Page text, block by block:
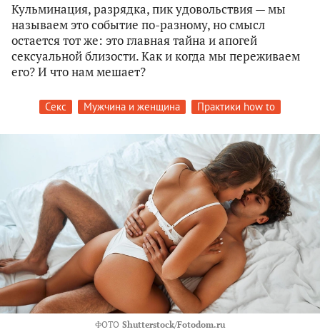
Кульминация, разрядка, пик удовольствия — мы
называем это событие по-разному, но смысл
остается тот же: это главная тайна и апогей
сексуальной близости. Как и когда мы переживаем
его? И что нам мешает?
Секс Мужчина и женщина Практики how to
ФОТО Shutterstock/Fotodom.ru